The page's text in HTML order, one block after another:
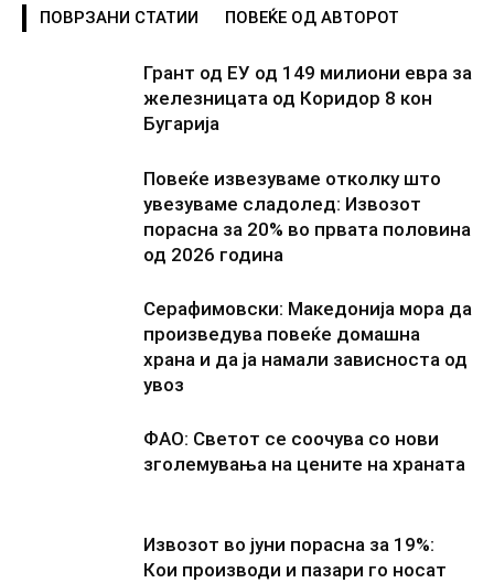
ПОВРЗАНИ СТАТИИ ПОВЕЌЕ ОД АВТОРОТ
Грант од ЕУ од 149 милиони евра за
железницата од Коридор 8 кон
Бугарија
Повеќе извезуваме отколку што
увезуваме сладолед: Извозот
порасна за 20% во првата половина
од 2026 година
Серафимовски: Македонија мора да
произведува повеќе домашна
храна и да ја намали зависноста од
увоз
ФАО: Светот се соочува со нови
зголемувања на цените на храната
Извозот во јуни порасна за 19%:
Кои производи и пазари го носат